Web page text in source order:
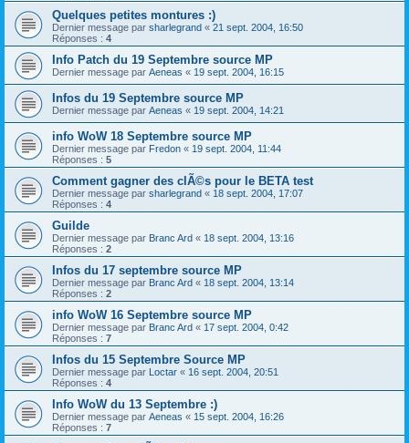
Quelques petites montures :)
Dernier message par sharlegrand « 21 sept. 2004, 16:50
Réponses : 4
Info Patch du 19 Septembre source MP
Dernier message par Aeneas « 19 sept. 2004, 16:15
Infos du 19 Septembre source MP
Dernier message par Aeneas « 19 sept. 2004, 14:21
info WoW 18 Septembre source MP
Dernier message par Fredon « 19 sept. 2004, 11:44
Réponses : 5
Comment gagner des clÃ©s pour le BETA test
Dernier message par sharlegrand « 18 sept. 2004, 17:07
Réponses : 4
Guilde
Dernier message par Branc Ard « 18 sept. 2004, 13:16
Réponses : 2
Infos du 17 septembre source MP
Dernier message par Branc Ard « 18 sept. 2004, 13:14
Réponses : 2
info WoW 16 Septembre source MP
Dernier message par Branc Ard « 17 sept. 2004, 0:42
Réponses : 7
Infos du 15 Septembre Source MP
Dernier message par Loctar « 16 sept. 2004, 20:51
Réponses : 4
Info WoW du 13 Septembre :)
Dernier message par Aeneas « 15 sept. 2004, 16:26
Réponses : 7